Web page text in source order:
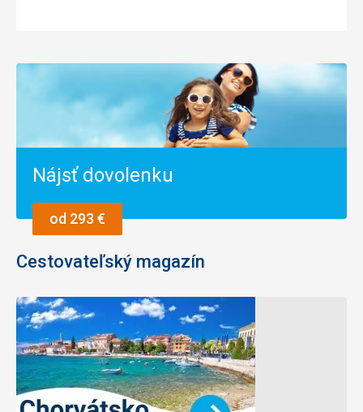
Nájsť dovolenku
od 293 €
Cestovateľský magazín